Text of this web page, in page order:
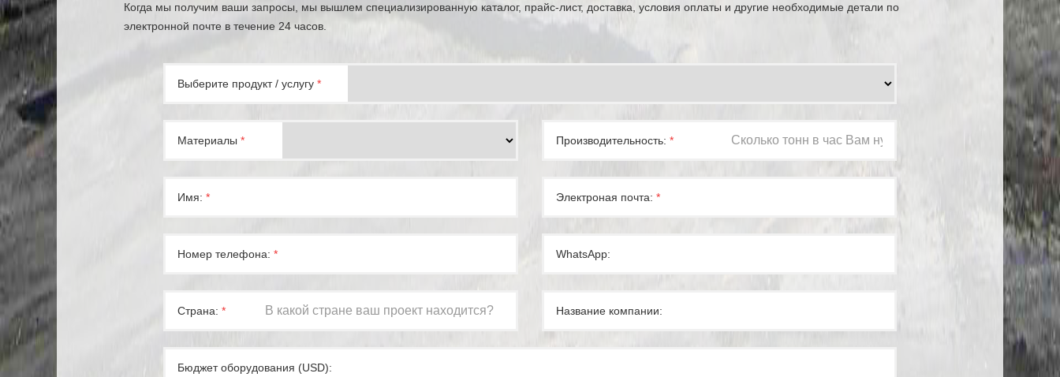
Когда мы получим ваши запросы, мы вышлем специализированную каталог, прайс-лист, доставка, условия оплаты и другие необходимые детали по
электронной почте в течение 24 часов.
Выберите продукт / услугу *
Материалы * Производительность: *
Имя: * Электроная почта: *
Номер телефона: * WhatsApp:
Страна: * Название компании:
Бюджет оборудования (USD):